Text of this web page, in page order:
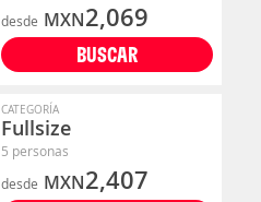
desde MXN2,069
BUSCAR
CATEGORÍA
Fullsize
5 personas
desde MXN2,407